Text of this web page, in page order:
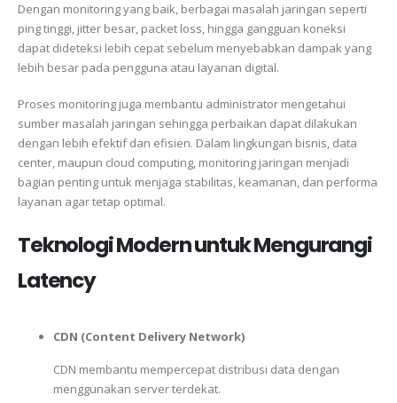
Dengan monitoring yang baik, berbagai masalah jaringan seperti
ping tinggi, jitter besar, packet loss, hingga gangguan koneksi
dapat dideteksi lebih cepat sebelum menyebabkan dampak yang
lebih besar pada pengguna atau layanan digital.
Proses monitoring juga membantu administrator mengetahui
sumber masalah jaringan sehingga perbaikan dapat dilakukan
dengan lebih efektif dan efisien. Dalam lingkungan bisnis, data
center, maupun cloud computing, monitoring jaringan menjadi
bagian penting untuk menjaga stabilitas, keamanan, dan performa
layanan agar tetap optimal.
Teknologi Modern untuk Mengurangi
Latency
CDN (Content Delivery Network)
CDN membantu mempercepat distribusi data dengan
menggunakan server terdekat.